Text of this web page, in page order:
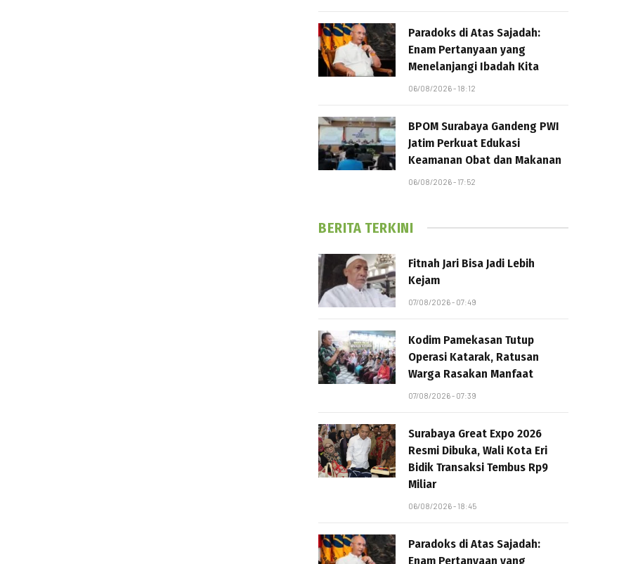
Paradoks di Atas Sajadah:
Enam Pertanyaan yang
Menelanjangi Ibadah Kita
06/08/2026 - 18:12
BPOM Surabaya Gandeng PWI
Jatim Perkuat Edukasi
Keamanan Obat dan Makanan
06/08/2026 - 17:52
BERITA TERKINI
Fitnah Jari Bisa Jadi Lebih
Kejam
07/08/2026 - 07:49
Kodim Pamekasan Tutup
Operasi Katarak, Ratusan
Warga Rasakan Manfaat
07/08/2026 - 07:39
Surabaya Great Expo 2026
Resmi Dibuka, Wali Kota Eri
Bidik Transaksi Tembus Rp9
Miliar
06/08/2026 - 18:45
Paradoks di Atas Sajadah:
Enam Pertanyaan yang